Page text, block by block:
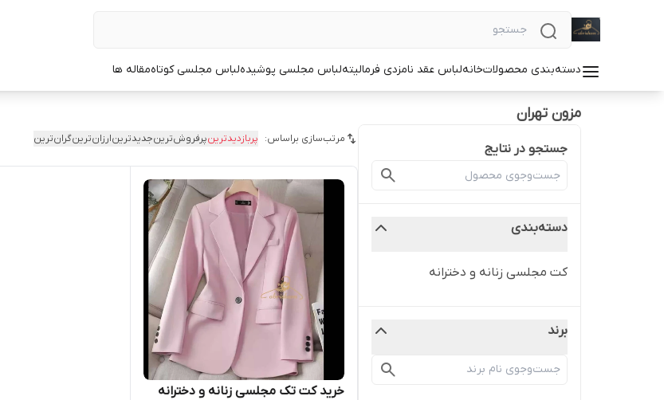
دسته‌بندی محصولاتخانهلباس عقد نامزدی فرمالیتهلباس مجلسی پوشیدهلباس مجلسی کوتاهمقاله ها
مزون تهران
جستجو در نتایج
دسته‌بندی
کت مجلسی زنانه و دخترانه
برند
مرتب‌سازی براساس: پربازدیدترینپرفروش‌ترینجدیدترینارزان‌ترینگران‌ترین
خرید کت تک مجلسی زنانه و دخترانه